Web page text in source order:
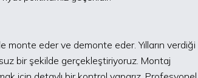
monte eder ve demonte eder. Yılların verdiği
bir şekilde gerçekleştiriyoruz. Montaj